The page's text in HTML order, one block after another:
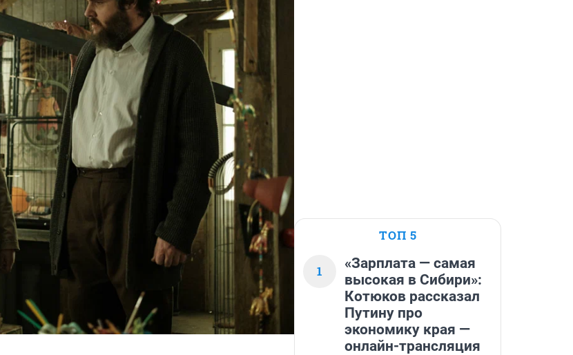
ТОП 5
1
«Зарплата — самая
высокая в Сибири»:
Котюков рассказал
Путину про
экономику края —
онлайн-трансляция